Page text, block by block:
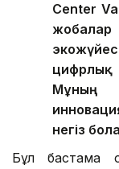
Center
Мұның
негіз
Бұл бастама